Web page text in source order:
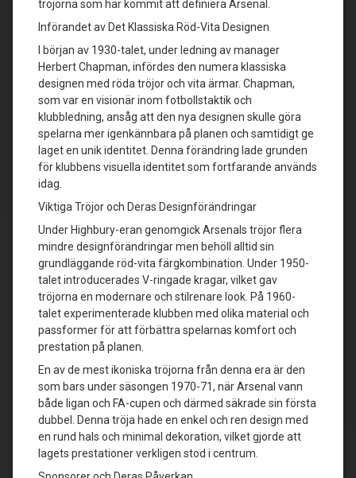
tröjorna som har kommit att definiera Arsenal.
Införandet av Det Klassiska Röd-Vita Designen
I början av 1930-talet, under ledning av manager
Herbert Chapman, infördes den numera klassiska
designen med röda tröjor och vita ärmar. Chapman,
som var en visionär inom fotbollstaktik och
klubbledning, ansåg att den nya designen skulle göra
spelarna mer igenkännbara på planen och samtidigt ge
laget en unik identitet. Denna förändring lade grunden
för klubbens visuella identitet som fortfarande används
idag.
Viktiga Tröjor och Deras Designförändringar
Under Highbury-eran genomgick Arsenals tröjor flera
mindre designförändringar men behöll alltid sin
grundläggande röd-vita färgkombination. Under 1950-
talet introducerades V-ringade kragar, vilket gav
tröjorna en modernare och stilrenare look. På 1960-
talet experimenterade klubben med olika material och
passformer för att förbättra spelarnas komfort och
prestation på planen.
En av de mest ikoniska tröjorna från denna era är den
som bars under säsongen 1970-71, när Arsenal vann
både ligan och FA-cupen och därmed säkrade sin första
dubbel. Denna tröja hade en enkel och ren design med
en rund hals och minimal dekoration, vilket gjorde att
lagets prestationer verkligen stod i centrum.